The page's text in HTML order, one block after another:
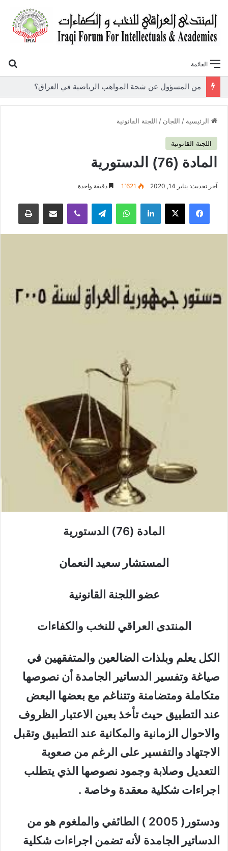
القائمة
الرئيسية / اللجان / اللجنة القانونية
اللجنة القانونية
المادة (76) الدستورية
آخر تحديث: يناير 14, 2020 1٬621 دقيقة واحدة
فيسبوك لينكدإن واتساب
المادة (76) الدستورية
المستشار سعيد النعمان
عضو اللجنة القانونية
المنتدى العراقي للنخب والكفاءات
الكل يعلم وبلذات الضالعين والمتفقهين في
صياغة وتفسير الدساتير الجامدة أن نصوصها
متكاملة ومتضامنة وتتناغم مع بعضها البعض
عند التطبيق حيث تأخذ بعين الاعتبار الظروف
والاحوال الزمانية والمكانية عند التطبيق وتقبل
الاجتهاد والتفسير على الرغم من صعوبة
التعديل وصلابة وجمود نصوصها الذي يتطلب
اجراءات شكلية معقدة وخاصة .
ودستور( 2005 ) الطائفي والملغوم هو من
الدساتير الجامدة لأنه تضمن اجراءات شكلية